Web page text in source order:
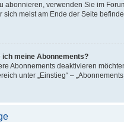
abonnieren, verwenden Sie im
sich meist am Ende der Seite
ich meine Abonnements?
Abonnements deaktivieren
unter „Einstieg“ –